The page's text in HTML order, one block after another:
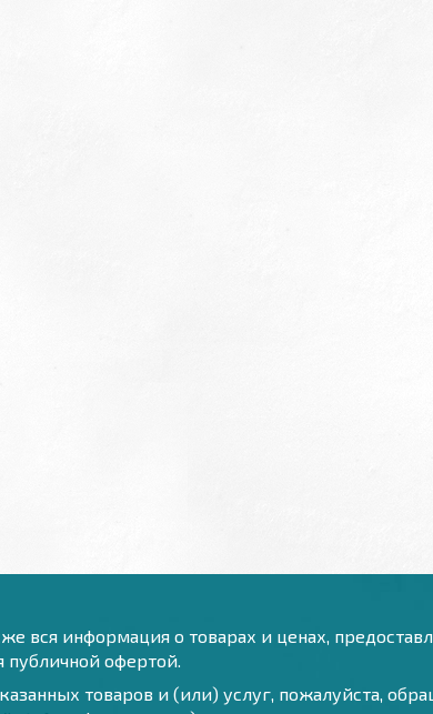
вся информация о товарах и ценах,
публичной офертой.
товаров и (или) услуг, пожалуйста,